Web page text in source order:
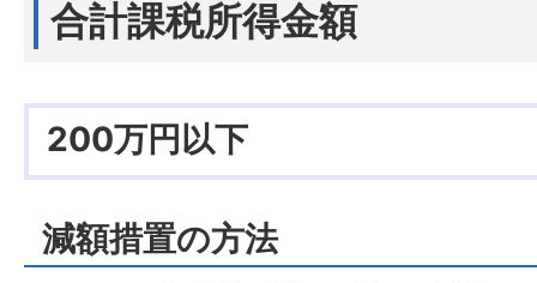
合計課税所得金額
200万円以下
減額措置の方法